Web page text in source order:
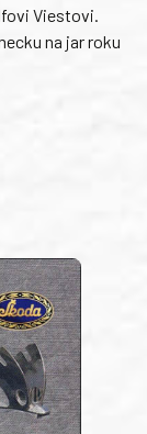
Viestovi.
na jar roku